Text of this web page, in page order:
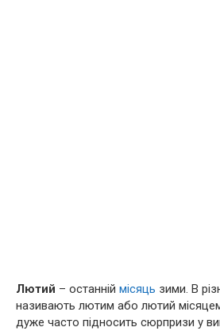
Лютий – останній місяць зими. В
називають лютим або лютий
дуже часто підносить сюрпризи у